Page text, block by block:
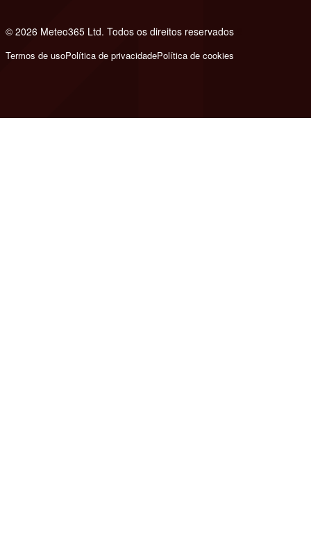
© 2026 Meteo365 Ltd. Todos os direitos reservados
Termos de usoPolítica de privacidadePolítica de cookies